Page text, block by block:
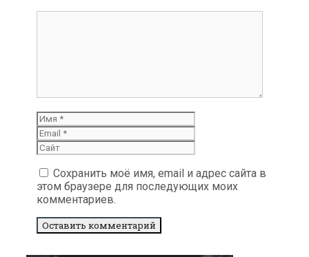
Имя
Сохранить моё имя, email и адрес сайта в
этом браузере для последующих моих
комментариев.